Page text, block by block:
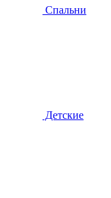
Спальни
Детские